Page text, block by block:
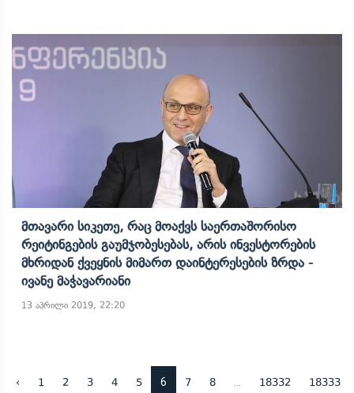
Მთავარი Სიკეთე, Რაც Მოაქვს Საერთაშორისო
Რეიტინგების Გაუმჯობესებას, Არის Ინვესტორების
Მხრიდან Ქვეყნის Მიმართ Დაინტერესების Ზრდა -
Ივანე Მაჭავარიანი
13 აპრილი 2019, 22:20
‹ 1 2 3 4 5 6 7 8 18332 18333